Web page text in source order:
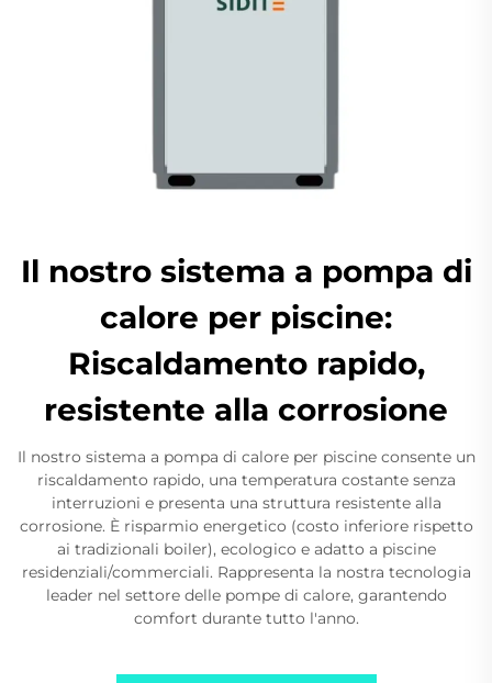
Il nostro sistema a pompa di
calore per piscine:
Riscaldamento rapido,
resistente alla corrosione
Il nostro sistema a pompa di calore per piscine consente un
riscaldamento rapido, una temperatura costante senza
interruzioni e presenta una struttura resistente alla
corrosione. È risparmio energetico (costo inferiore rispetto
ai tradizionali boiler), ecologico e adatto a piscine
residenziali/commerciali. Rappresenta la nostra tecnologia
leader nel settore delle pompe di calore, garantendo
comfort durante tutto l'anno.